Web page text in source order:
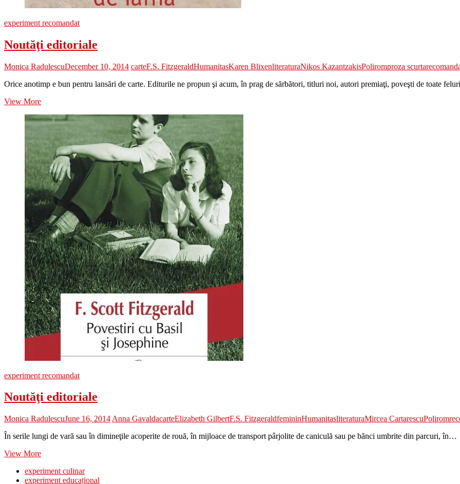
experiment recomandat
Noutăţi editoriale
Monica RadulescuDecember 10, 2014 carteF.S. FitzgeraldHumanitasKaren BlixenliteraturaNikos KazantzakisPoliromproza scurta
Orice anotimp e bun pentru lansări de carte. Editurile ne propun şi acum, în prag de sărbători, titluri noi, autori premiaţi, poveşti de toate
View MoreNoutăţi
experiment recomandat
Noutăţi editoriale
Monica RadulescuJune 16, 2014 Anna GavaldacarteElizabeth GilbertF.S. FitzgeraldfemininHumanitasliteraturaMircea CartarescuPolirom
În serile lungi de vară sau în dimineţile acoperite de rouă, în mijloace de transport pârjolite de caniculă sau pe bănci umbrite din parcuri, în…
View MoreNoutăţi
experiment culinar
experiment educațional